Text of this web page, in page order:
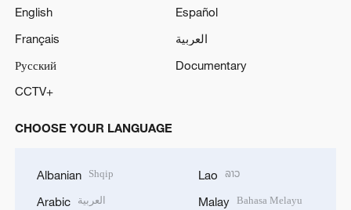
English
Español
Français
العربية
Русский
Documentary
CCTV+
CHOOSE YOUR LANGUAGE
Albanian Shqip
Arabic العربية
Lao ລາວ
Malay Bahasa Melayu